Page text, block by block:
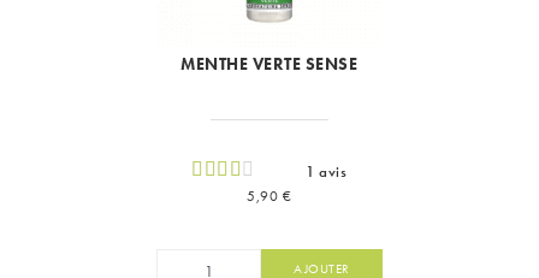
MENTHE VERTE SENSE
1 avis
Prix
5,90 €
AJOUTER